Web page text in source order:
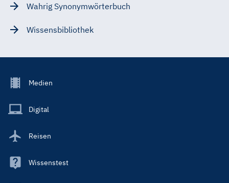
Wahrig Synonymwörterbuch
Wissensbibliothek
Footer
Main
Medien
Digital
Reisen
Wissenstest